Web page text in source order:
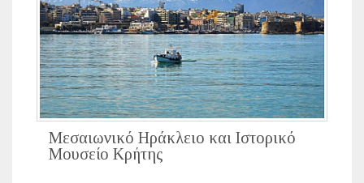
Μεσαιωνικό Ηράκλειο και Ιστορικό
Μουσείο Κρήτης